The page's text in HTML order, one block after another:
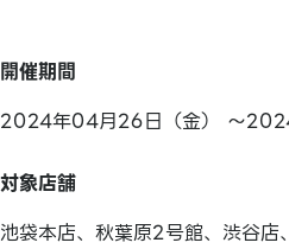
開催期間
2024年04月26日（金） ～
対象店舗
池袋本店、秋葉原2号館、渋谷店